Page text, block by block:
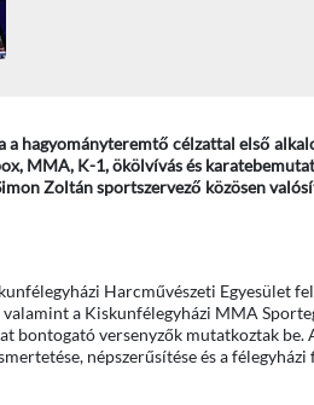
hagyományteremtő célzattal első
MMA, K-1, ökölvívás és
Zoltán sportszervező közösen
Harcművészeti Egyesület
a Kiskunfélegyházi MMA
bontogató versenyzők mutatkoztak
népszerűsítése és a